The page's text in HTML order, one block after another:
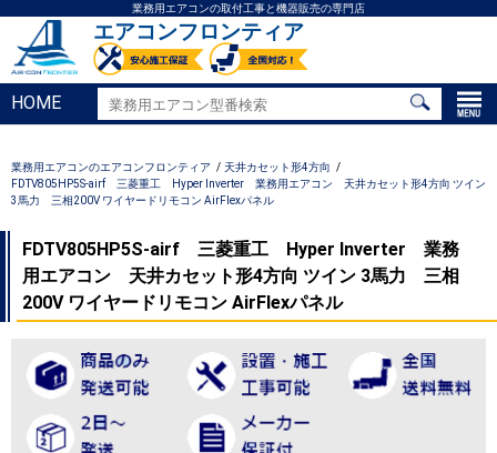
業務用エアコンの取付工事と機器販売の専門店
エアコンフロンティア
HOME
業務用エアコンのエアコンフロンティア
天井カセット形4方向
FDTV805HP5S-airf 三菱重工 Hyper Inverter 業務用エアコン 天井カセット形4方向 ツイン
3馬力 三相200V ワイヤードリモコン AirFlexパネル
FDTV805HP5S-airf 三菱重工 Hyper Inverter 業務
用エアコン 天井カセット形4方向 ツイン 3馬力 三相
200V ワイヤードリモコン AirFlexパネル